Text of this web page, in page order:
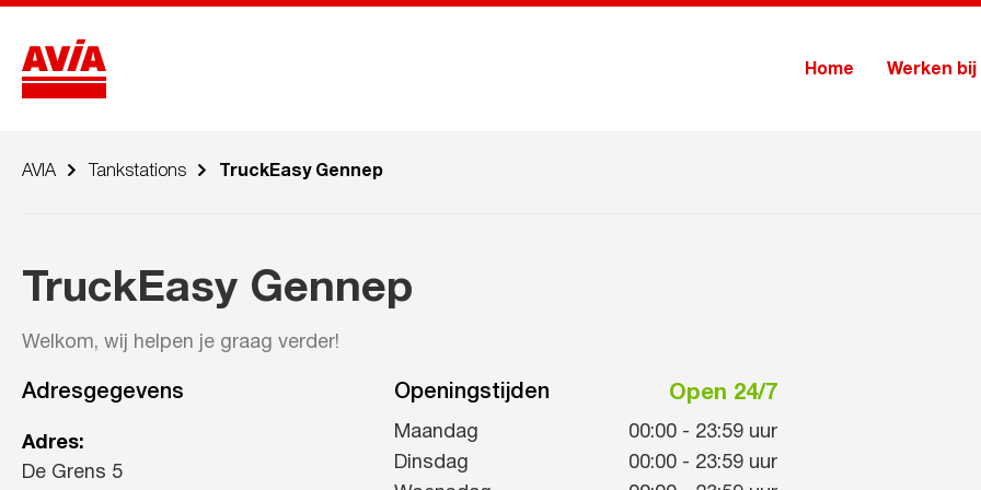
Home Werken bij
AVIA Tankstations TruckEasy Gennep
TruckEasy Gennep
Welkom, wij helpen je graag verder!
Adresgegevens
Adres:
De Grens 5
Openingstijden Open 24/7
Maandag 00:00 - 23:59 uur
Dinsdag
00:00 - 23:59 uur